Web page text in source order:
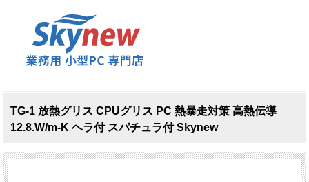
TG-1 放熱グリス CPUグリス PC 熱暴走対策 高熱伝導
12.8.W/m-K ヘラ付 スパチュラ付 Skynew